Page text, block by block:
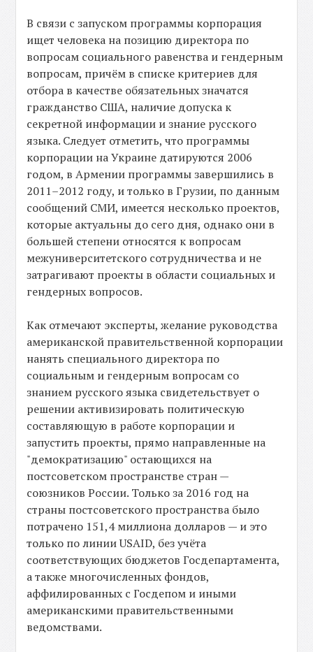
В связи с запуском программы корпорация
ищет человека на позицию директора по
вопросам социального равенства и гендерным
вопросам, причём в списке критериев для
отбора в качестве обязательных значатся
гражданство США, наличие допуска к
секретной информации и знание русского
языка. Следует отметить, что программы
корпорации на Украине датируются 2006
годом, в Армении программы завершились в
2011–2012 году, и только в Грузии, по данным
сообщений СМИ, имеется несколько проектов,
которые актуальны до сего дня, однако они в
большей степени относятся к вопросам
межуниверситетского сотрудничества и не
затрагивают проекты в области социальных и
гендерных вопросов.
Как отмечают эксперты, желание руководства
американской правительственной корпорации
нанять специального директора по
социальным и гендерным вопросам со
знанием русского языка свидетельствует о
решении активизировать политическую
составляющую в работе корпорации и
запустить проекты, прямо направленные на
"демократизацию" остающихся на
постсоветском пространстве стран —
союзников России. Только за 2016 год на
страны постсоветского пространства было
потрачено 151,4 миллиона долларов — и это
только по линии USAID, без учёта
соответствующих бюджетов Госдепартамента,
а также многочисленных фондов,
аффилированных с Госдепом и иными
американскими правительственными
ведомствами.